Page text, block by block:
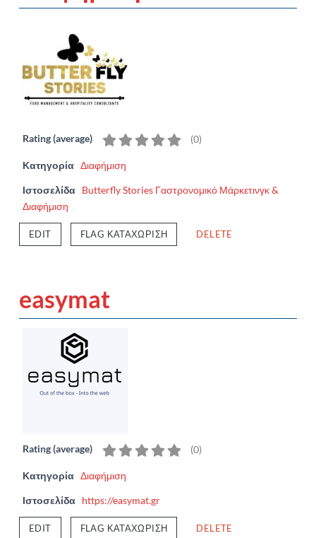
Rating (average) (0)
Κατηγορία Διαφήμιση
Ιστοσελίδα Butterfly Stories Γαστρονομικό Μάρκετινγκ &
Διαφήμιση
EDIT FLAG ΚΑΤΑΧΏΡΙΣΗ DELETE
easymat
Rating (average) (0)
Κατηγορία Διαφήμιση
Ιστοσελίδα https://easymat.gr
EDIT FLAG ΚΑΤΑΧΏΡΙΣΗ DELETE